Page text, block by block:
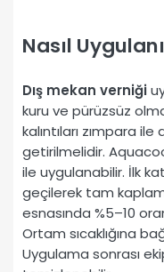
Nasıl
Dış mekan verniği
kuru ve pürüzsüz
kalıntıları zımpara ile
getirilmelidir.
ile uygulanabilir. İlk
geçilerek tam
esnasında %5–10
Ortam sıcaklığına
Uygulama sonrası